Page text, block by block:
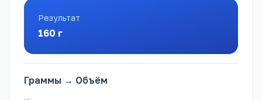
Результат
160 г
Граммы → Объём